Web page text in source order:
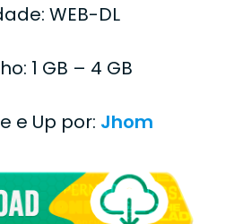
WEB-DL
1 GB – 4 GB
e Up por: Jhom